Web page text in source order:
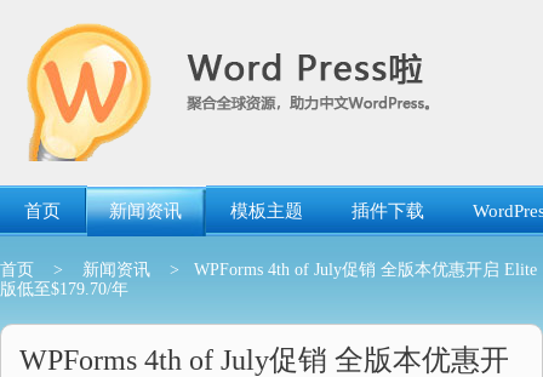
首页 新闻资讯 模板主题 插件下载
首页 > 新闻资讯
> WPForms 4th of July促销 全版本优惠开启 Elite
版低至$179.70/年
WPForms 4th of July促销 全版本优惠开